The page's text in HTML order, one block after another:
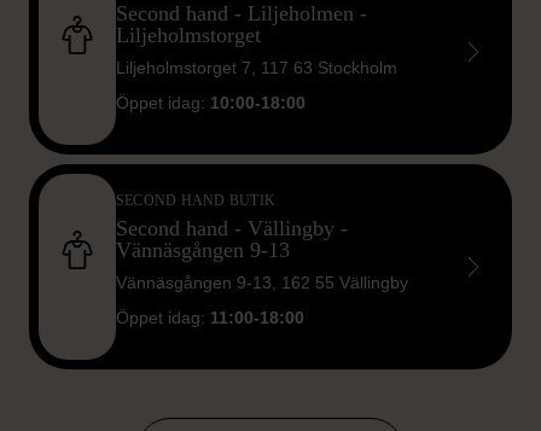
Second hand - Liljeholmen -
Liljeholmstorget
Liljeholmstorget 7, 117 63 Stockholm
Öppet idag: 10:00-18:00
SECOND HAND BUTIK
Second hand - Vällingby -
Vännäsgången 9-13
Vännäsgången 9-13, 162 55 Vällingby
Öppet idag: 11:00-18:00